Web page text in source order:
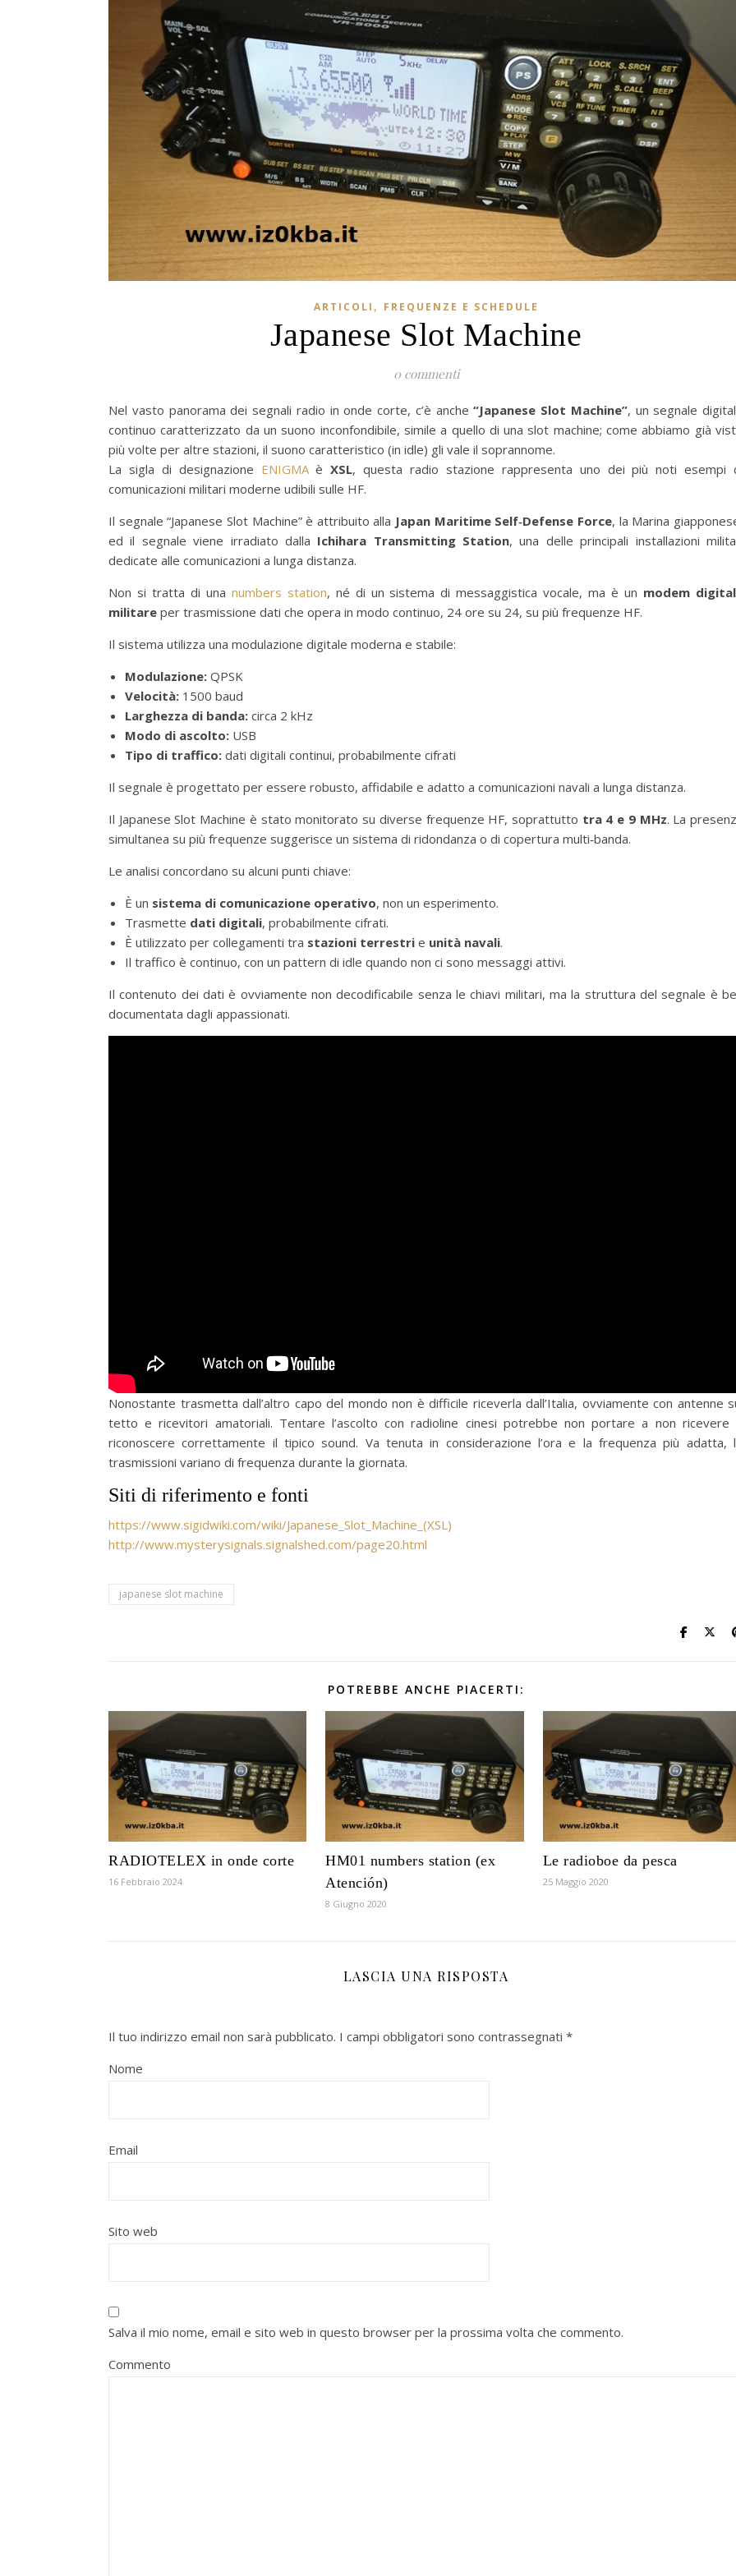
ARTICOLI , FREQUENZE E SCHEDULE
Japanese Slot Machine
0 commenti
Nel vasto panorama dei segnali radio in onde corte, c’è anche“Japanese Slot Machine”, un segnale
continuo caratterizzato da un suono inconfondibile, simile a quello di una slot machine; come abbiamo già
più volte per altre stazioni, il suono caratteristico (in idle) gli vale il soprannome.
La sigla di designazione ENIGMAèXSL, questa radio stazione rappresenta uno dei più noti esempi
comunicazioni militari moderne udibili sulle HF.
Il segnale “Japanese Slot Machine” è attribuito alla Japan Maritime Self‑Defense Force, la Marina
ed il segnale viene irradiato dalla Ichihara Transmitting Station, una delle principali installazioni
dedicate alle comunicazioni a lunga distanza.
Non si tratta di una numbers station, né di un sistema di messaggistica vocale, ma è un modem
militare per trasmissione dati che opera in modo continuo, 24 ore su 24, su più frequenze HF.
Il sistema utilizza una modulazione digitale moderna e stabile:
Modulazione: QPSK
Velocità: 1500 baud
Larghezza di banda: circa 2 kHz
Modo di ascolto: USB
Tipo di traffico: dati digitali continui, probabilmente cifrati
Il segnale è progettato per essere robusto, affidabile e adatto a comunicazioni navali a lunga distanza.
Il Japanese Slot Machine è stato monitorato su diverse frequenze HF, soprattutto tra 4 e 9 MHz. La
simultanea su più frequenze suggerisce un sistema di ridondanza o di copertura multi‑banda.
Le analisi concordano su alcuni punti chiave:
È un sistema di comunicazione operativo, non un esperimento.
Trasmette dati digitali, probabilmente cifrati.
È utilizzato per collegamenti tra stazioni terrestri e unità navali.
Il traffico è continuo, con un pattern di idle quando non ci sono messaggi attivi.
Il contenuto dei dati è ovviamente non decodificabile senza le chiavi militari, ma la struttura del segnale è
documentata dagli appassionati.
Nonostante trasmetta dall’altro capo del mondo non è difficile riceverla dall’Italia, ovviamente con antenne
tetto e ricevitori amatoriali. Tentare l’ascolto con radioline cinesi potrebbe non portare a non ricevere
riconoscere correttamente il tipico sound. Va tenuta in considerazione l’ora e la frequenza più adatta,
trasmissioni variano di frequenza durante la giornata.
Siti di riferimento e fonti
https://www.sigidwiki.com/wiki/Japanese_Slot_Machine_(XSL)
http://www.mysterysignals.signalshed.com/page20.html
japanese slot machine
POTREBBE ANCHE PIACERTI:
RADIOTELEX in onde corte
16 Febbraio 2024
HM01 numbers station (ex
Atención)
8 Giugno 2020
Le radioboe da pesca
25 Maggio 2020
LASCIA UNA RISPOSTA
Il tuo indirizzo email non sarà pubblicato. I campi obbligatori sono contrassegnati *
Nome
Email
Sito web
Salva il mio nome, email e sito web in questo browser per la prossima volta che commento.
Commento